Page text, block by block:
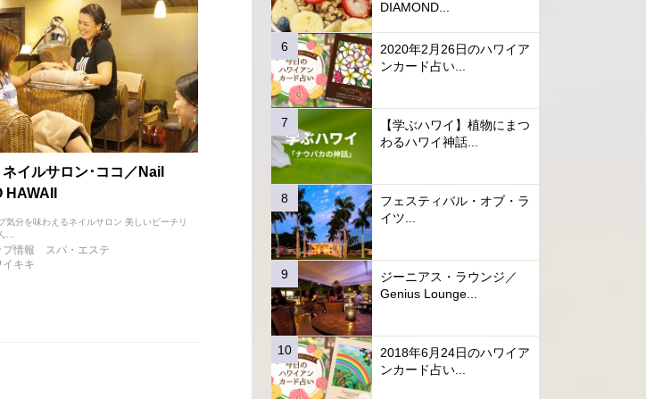
ネイルサロン･ココ／Nail
気分を味わえるネイルサロン 美しいビーチリ
...
プ情報
スパ・エステ
イキキ
DIAMOND...
2020年2月26日のハワイア
ンカード占い...
【学ぶハワイ】植物にまつ
わるハワイ神話...
フェスティバル・オブ・ラ
イツ...
ジーニアス・ラウンジ／
Genius Lounge...
2018年6月24日のハワイア
ンカード占い...